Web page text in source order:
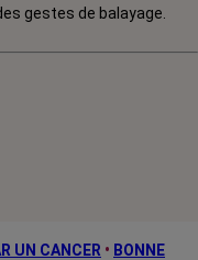
gestes de balayage.
UN CANCER • BONNE